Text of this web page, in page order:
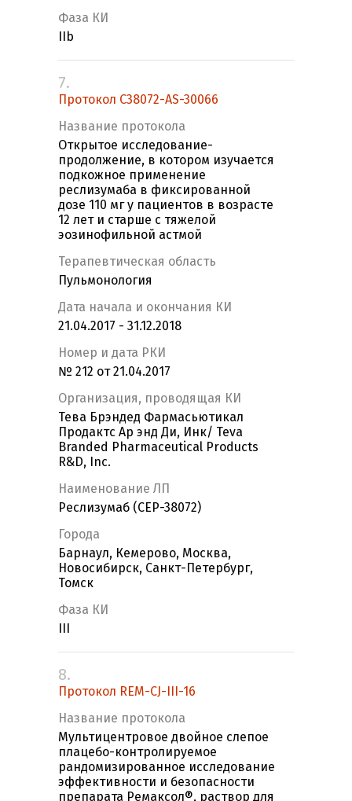
Фаза КИ
IIb
7.
Протокол C38072-AS-30066
Название протокола
Открытое исследование-
продолжение, в котором изучается
подкожное применение
реслизумаба в фиксированной
дозе 110 мг у пациентов в возрасте
12 лет и старше с тяжелой
эозинофильной астмой
Терапевтическая область
Пульмонология
Дата начала и окончания КИ
21.04.2017 - 31.12.2018
Номер и дата РКИ
№ 212 от 21.04.2017
Организация, проводящая КИ
Тева Брэндед Фармасьютикал
Продактс Ар энд Ди, Инк/ Teva
Branded Pharmaceutical Products
R&D, Inc.
Наименование ЛП
Реслизумаб (CEP-38072)
Города
Барнаул, Кемерово, Москва,
Новосибирск, Санкт-Петербург,
Томск
Фаза КИ
8.
Протокол REM-CJ-III-16
Название протокола
Мультицентровое двойное слепое
плацебо-контролируемое
рандомизированное исследование
эффективности и безопасности
препарата Ремаксол®, раствор для